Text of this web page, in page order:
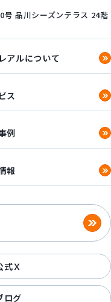
号 品川シーズンテラス 24階
アルについて
ス
例
報
式Ｘ
ログ